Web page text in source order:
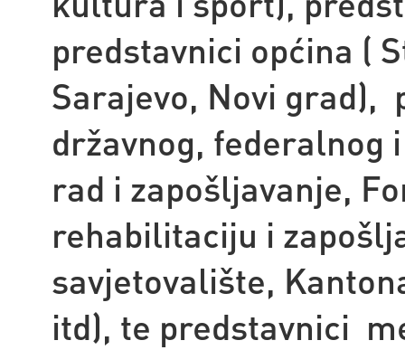
predstavnici općina (
Sarajevo, Novi grad),
državnog, federalnog
rad i zapošljavanje,
rehabilitaciju i
savjetovalište,
itd), te predstavnici